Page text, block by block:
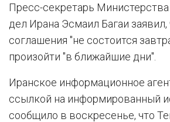
Пресс-секретарь
дел Ирана Эсмаил Багаи заявил,
соглашения "не состоится
произойти "в ближайшие дни".
Иранское информационное
ссылкой на информированный
сообщило в воскресенье, что